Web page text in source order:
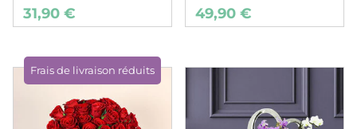
31,90 € 49,90 €
Frais de livraison réduits